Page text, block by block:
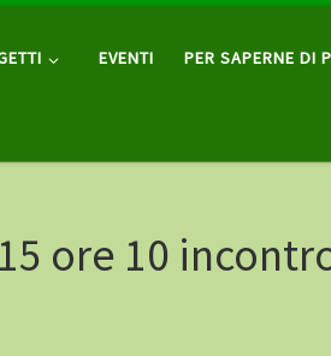
EVENTI PER SAPERNE DI
ore 10